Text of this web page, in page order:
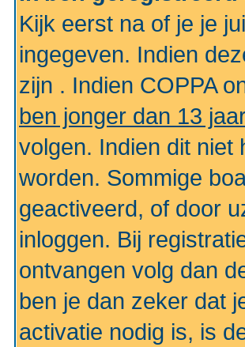
Kijk eerst na of je je
ingegeven. Indien
zijn . Indien COPPA
ben jonger dan 13
volgen. Indien dit niet
worden. Sommige
geactiveerd, of door
inloggen. Bij
ontvangen volg dan
ben je dan zeker dat
activatie nodig is, is